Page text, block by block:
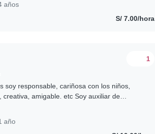
años
S/ 7.00/hora
1
soy responsable, cariñosa con los niños,
creativa, amigable. etc Soy auxiliar de
año